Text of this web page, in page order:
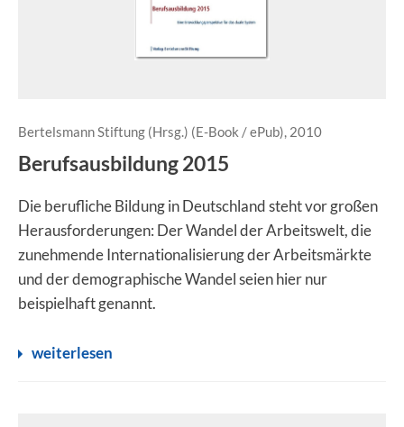
Bertelsmann Stiftung (Hrsg.) (E-Book / ePub), 2010
Berufsausbildung 2015
Die berufliche Bildung in Deutschland steht vor großen
Herausforderungen: Der Wandel der Arbeitswelt, die
zunehmende Internationalisierung der Arbeitsmärkte
und der demographische Wandel seien hier nur
beispielhaft genannt.
weiterlesen